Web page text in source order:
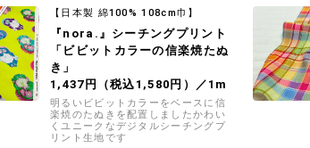
【日本製 綿100% 108cm巾】
『nora.』シーチングプリント
「ビビットカラーの信楽焼たぬ
き」
1,437円（税込1,580円）／1m
明るいビビットカラーをベースに信
楽焼のたぬきを配置しましたかわい
くユニークなデジタルシーチングプ
リント生地です